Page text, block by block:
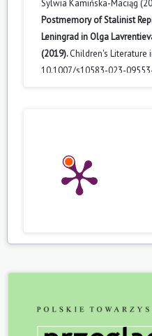
Sylwia Kamińska-Maciąg
Postmemory of Stalinist
Leningrad in Olga
(2019).Children's Literature
10.1007/s10583-023-